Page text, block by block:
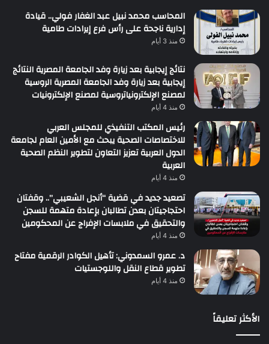
المحاسب محمد نبيل عبد الغفار فولي.. قيادة
إدارية ناجحة على رأس فرع إيرادات طامية
منذ 3 أيام
نتائج إيجابية بعد زيارة وفد الجامعة المصرية النتائج
إيجابية بعد زيارة وفد الجامعة المصرية الروسية
لمصنع الإلكترونياتروسية لمصنع الإلكترونيات
منذ 4 أيام
رئيس المكتب التنفيذي للمجلس العربي
للاختصاصات الصحية يبحث مع الأمين العام لجامعة
الدول العربية تعزيز التعاون لتطوير النظم الصحية
العربية
منذ 4 أيام
تصعيد جديد في قضية “أنجل الشعيبي”.. وقفتان
احتجاجيتان بعدن تطالبان بإعادة متهمة للسجن
والتحقيق في ملابسات الإفراج عن المحكومين
منذ 4 أيام
د. عمرو السمدوني: تأهيل الكوادر الرقمية مفتاح
تطوير قطاع النقل واللوجستيات
منذ 4 أيام
الأكثر تعليقاً